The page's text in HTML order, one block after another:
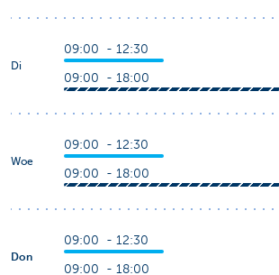
Di
09:00 - 12:30
09:00 - 18:00
Woe
09:00 - 12:30
09:00 - 18:00
Don
09:00 - 12:30
09:00 - 18:00